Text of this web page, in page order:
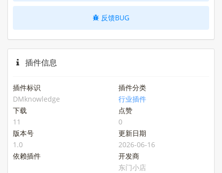
反馈BUG
插件信息
插件标识
DMknowledge
插件分类
行业插件
下载
11
点赞
0
版本号
1.0
更新日期
2026-06-16
依赖插件
开发商
东门小店